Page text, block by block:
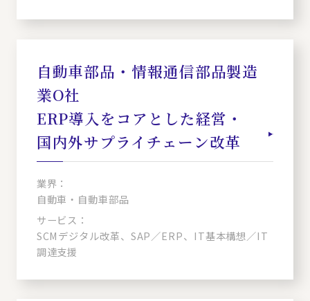
自動車部品・情報通信部品製造
業O社
ERP導入をコアとした経営・
国内外サプライチェーン改革
業界：
自動車・自動車部品
サービス：
SCMデジタル改革、SAP／ERP、IT基本構想／IT
調達支援